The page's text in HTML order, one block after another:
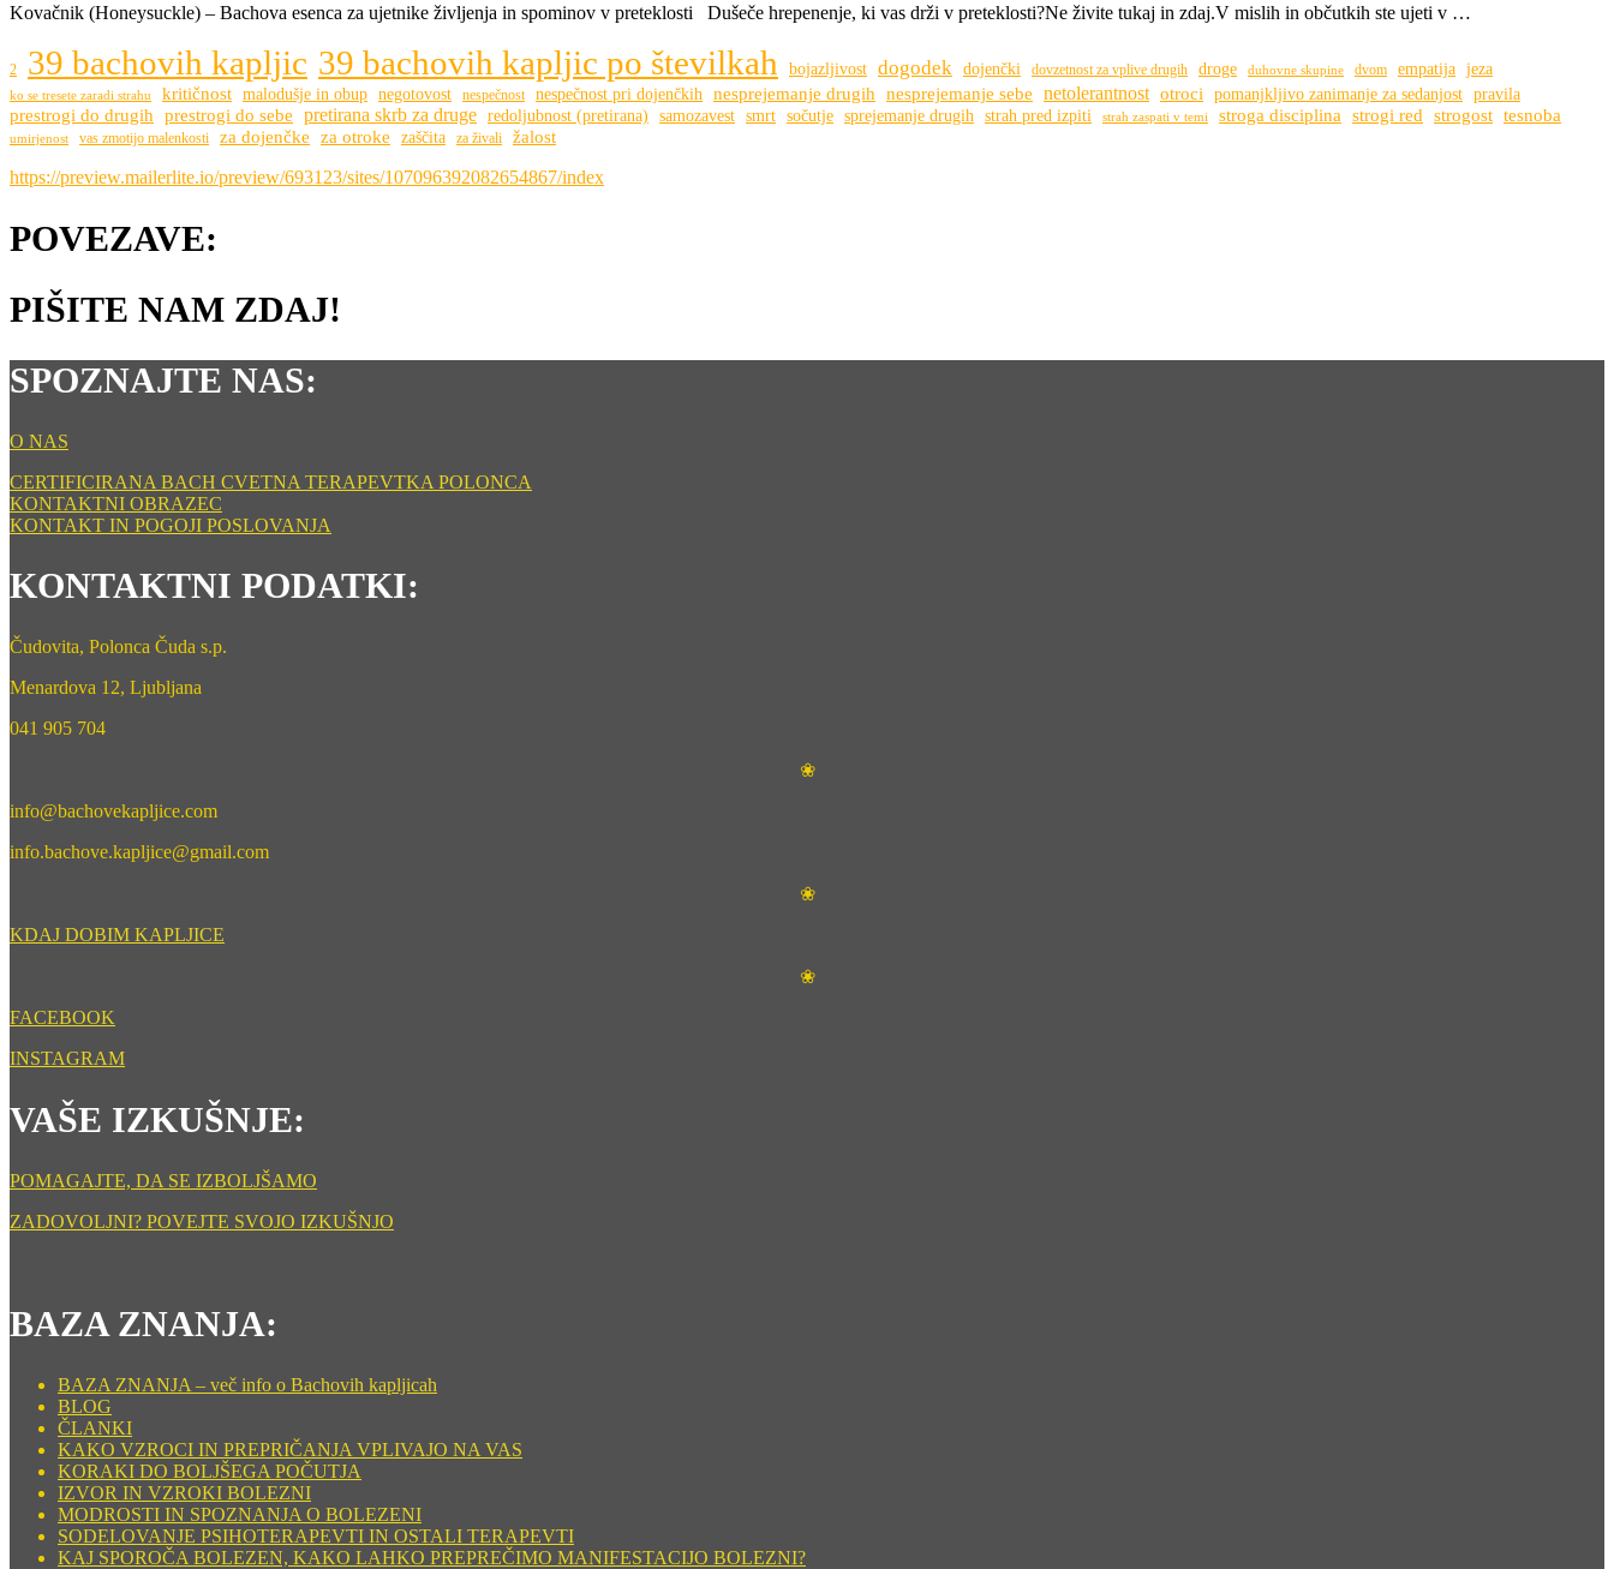
Kovačnik (Honeysuckle) – Bachova esenca za ujetnike življenja in spominov v preteklosti Dušeče hrepenenje, ki vas drži v preteklosti?Ne živite tukaj in zdaj.V mislih in občutkih ste ujeti v …
2 39 bachovih kapljic 39 bachovih kapljic po številkah bojazljivost dogodek dojenčki dovzetnost za vplive drugih droge duhovne skupine dvom empatija jeza
ko se tresete zaradi strahu kritičnost malodušje in obup negotovost nespečnost nespečnost pri dojenčkih nesprejemanje drugih nesprejemanje sebe netolerantnost otroci pomanjkljivo zanimanje za sedanjost pravila
prestrogi do drugih prestrogi do sebe pretirana skrb za druge redoljubnost (pretirana) samozavest smrt sočutje sprejemanje drugih strah pred izpiti strah zaspati v temi stroga disciplina strogi red strogost tesnoba
umirjenost vas zmotijo malenkosti za dojenčke za otroke zaščita za živali žalost
https://preview.mailerlite.io/preview/693123/sites/107096392082654867/index
POVEZAVE:
PIŠITE NAM ZDAJ!
SPOZNAJTE NAS:
O NAS
CERTIFICIRANA BACH CVETNA TERAPEVTKA POLONCA
KONTAKTNI OBRAZEC
KONTAKT IN POGOJI POSLOVANJA
KONTAKTNI PODATKI:
Čudovita, Polonca Čuda s.p.
Menardova 12, Ljubljana
041 905 704
❀
info@bachovekapljice.com
info.bachove.kapljice@gmail.com
❀
KDAJ DOBIM KAPLJICE
❀
FACEBOOK
INSTAGRAM
VAŠE IZKUŠNJE:
POMAGAJTE, DA SE IZBOLJŠAMO
ZADOVOLJNI? POVEJTE SVOJO IZKUŠNJO
BAZA ZNANJA:
BAZA ZNANJA – več info o Bachovih kapljicah
BLOG
ČLANKI
KAKO VZROCI IN PREPRIČANJA VPLIVAJO NA VAS
KORAKI DO BOLJŠEGA POČUTJA
IZVOR IN VZROKI BOLEZNI
MODROSTI IN SPOZNANJA O BOLEZENI
SODELOVANJE PSIHOTERAPEVTI IN OSTALI TERAPEVTI
KAJ SPOROČA BOLEZEN, KAKO LAHKO PREPREČIMO MANIFESTACIJO BOLEZNI?